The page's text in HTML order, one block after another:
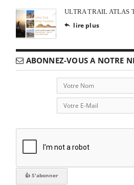
ULTRA TRAIL ATLAS
 lire plus
ABONNEZ-VOUS A NOTRE